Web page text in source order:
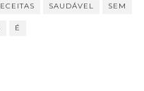
SAUDÁVEL SEM
É